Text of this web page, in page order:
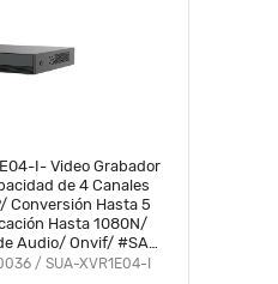
I- Video Grabador
de 4 Canales
Conversión Hasta 5
Hasta 1080N/
Audio/ Onvif/ #SAXI
#VolSX #SAXO
/ SUA-XVR1E04-I